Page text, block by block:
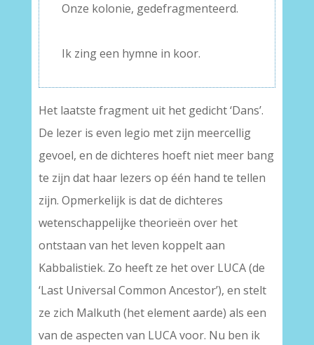
Onze kolonie, gedefragmenteerd.
Ik zing een hymne in koor.
Het laatste fragment uit het gedicht ‘Dans’.
De lezer is even legio met zijn meercellig
gevoel, en de dichteres hoeft niet meer bang
te zijn dat haar lezers op één hand te tellen
zijn. Opmerkelijk is dat de dichteres
wetenschappelijke theorieën over het
ontstaan van het leven koppelt aan
Kabbalistiek. Zo heeft ze het over LUCA (de
‘Last Universal Common Ancestor’), en stelt
ze zich Malkuth (het element aarde) als een
van de aspecten van LUCA voor. Nu ben ik